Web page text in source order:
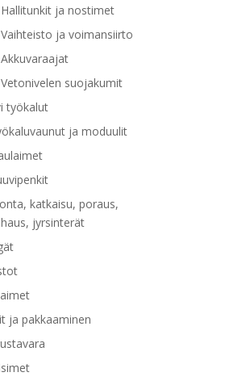
Hallitunkit ja nostimet
Vaihteisto ja voimansiirto
Akkuvaraajat
Vetonivelen suojakumit
työkalut
ja moduulit
katkaisu, poraus,
jyrsinterät
ja pakkaaminen